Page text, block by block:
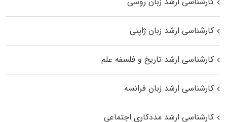
کارشناسی ارشد زبان ژاپنی
کارشناسی ارشد تاریخ و فلسفه علم
کارشناسی ارشد زبان فرانسه
کارشناسی ارشد مددکاری اجتماعی